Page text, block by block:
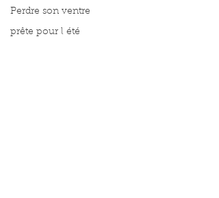
Perdre son ventre
prête pour l été